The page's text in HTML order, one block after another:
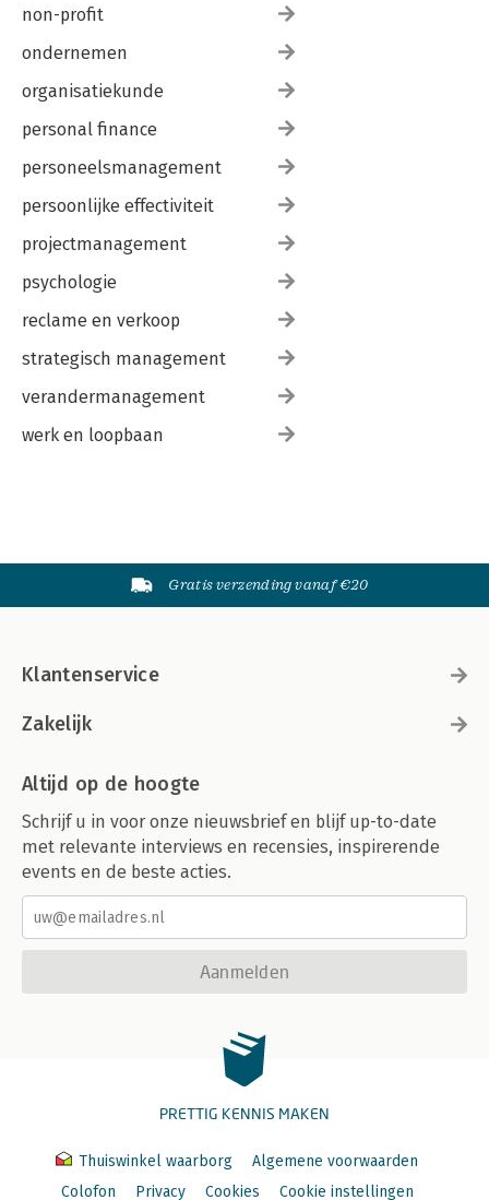
non-profit
ondernemen
organisatiekunde
personal finance
personeelsmanagement
persoonlijke effectiviteit
projectmanagement
psychologie
reclame en verkoop
strategisch management
verandermanagement
werk en loopbaan
Gratis verzending vanaf €20
Klantenservice
Zakelijk
Altijd op de hoogte
Schrijf u in voor onze nieuwsbrief en blijf up-to-date
met relevante interviews en recensies, inspirerende
events en de beste acties.
Aanmelden
PRETTIG KENNIS MAKEN
Thuiswinkel waarborg
Algemene voorwaarden
Colofon
Privacy Cookies Cookie instellingen